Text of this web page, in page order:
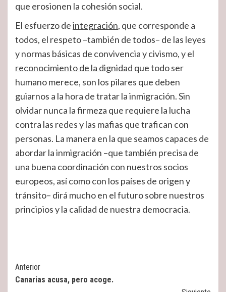
que erosionen la cohesión social.
El esfuerzo deintegración, que corresponde a
todos, el respeto –también de todos– de las leyes
y normas básicas de convivencia y civismo, y el
reconocimiento de la dignidad que todo ser
humano merece, son los pilares que deben
guiarnos a la hora de tratar la inmigración. Sin
olvidar nunca la firmeza que requiere la lucha
contra las redes y las mafias que trafican con
personas. La manera en la que seamos capaces de
abordar la inmigración –que también precisa de
una buena coordinación con nuestros socios
europeos, así como con los países de origen y
tránsito– dirá mucho en el futuro sobre nuestros
principios y la calidad de nuestra democracia.
Post
Navigation
Anterior
Canarias acusa, pero acoge.